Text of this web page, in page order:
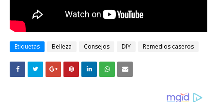
Etiquetas Belleza Consejos DIY Remedios caseros